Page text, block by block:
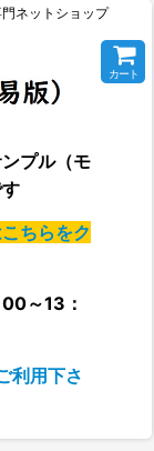
門ネットショップ
プル（モ
ちらをク
～13：
利用下さ
カート